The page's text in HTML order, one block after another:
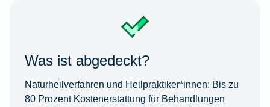
Was ist abgedeckt?
Naturheilverfahren und Heilpraktiker*innen: Bis zu
80 Prozent Kostenerstattung für Behandlungen